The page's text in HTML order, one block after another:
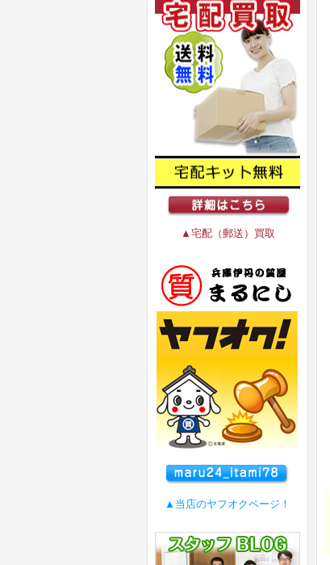
▲宅配（郵送）買取
▲当店のヤフオクページ！